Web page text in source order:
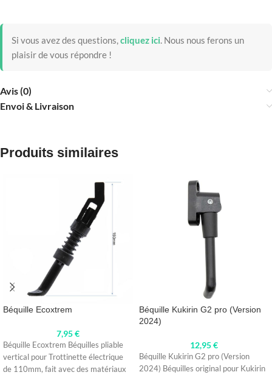
Si vous avez des questions,cliquez ici. Nous nous ferons un
plaisir de vous répondre !
Avis (0)
Envoi & Livraison
Produits similaires
Béquille Ecoxtrem
7,95€
Béquille Ecoxtrem Béquilles pliable
vertical pour Trottinette électrique
de 110mm, fait avec des matériaux
Béquille Kukirin G2 pro (Version
2024)
12,95€
Béquille Kukirin G2 pro (Version
2024) Béquilles original pour Kukirin